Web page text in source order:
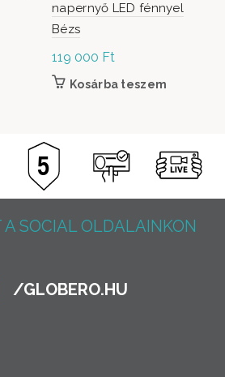
napernyő LED fénnyel
Bézs
119 000 Ft
Kosárba teszem
A SOCIAL OLDALAINKON